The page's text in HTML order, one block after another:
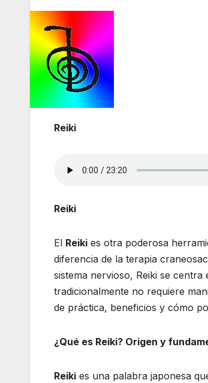
Reiki
Reiki
El Reiki es otra poderosa
diferencia de la terapia
sistema nervioso, Reiki se centra
tradicionalmente no requiere
de práctica, beneficios y cómo
¿Qué es Reiki? Origen y
Reiki es una palabra japonesa